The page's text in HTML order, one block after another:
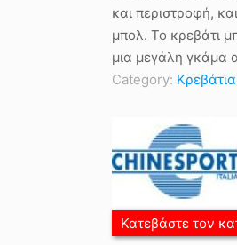
και περιστροφή,
μπολ. Το κρεβάτι
μια μεγάλη γκάμα
Category:
Κατεβάστε τον